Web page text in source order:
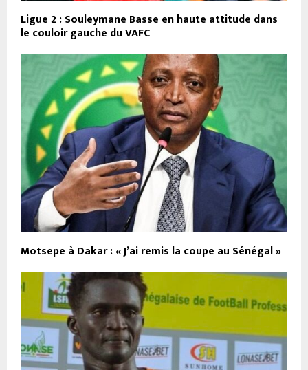
Ligue 2 : Souleymane Basse en haute attitude dans
le couloir gauche du VAFC
Motsepe à Dakar : « J’ai remis la coupe au Sénégal »